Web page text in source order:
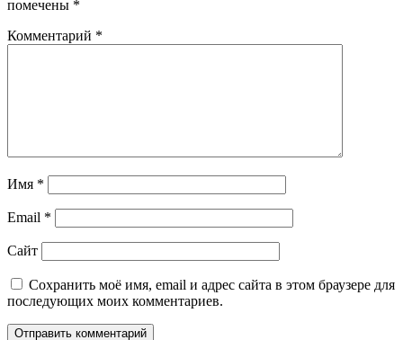
помечены *
Комментарий *
Имя *
Email *
Сайт
Сохранить моё имя, email и адрес сайта в этом браузере для
последующих моих комментариев.